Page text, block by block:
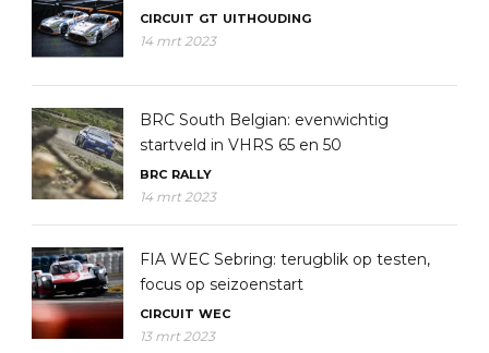
CIRCUIT GT UITHOUDING
14 mrt 2023
BRC South Belgian: evenwichtig
startveld in VHRS 65 en 50
BRC RALLY
14 mrt 2023
FIA WEC Sebring: terugblik op testen,
focus op seizoenstart
CIRCUIT WEC
13 mrt 2023